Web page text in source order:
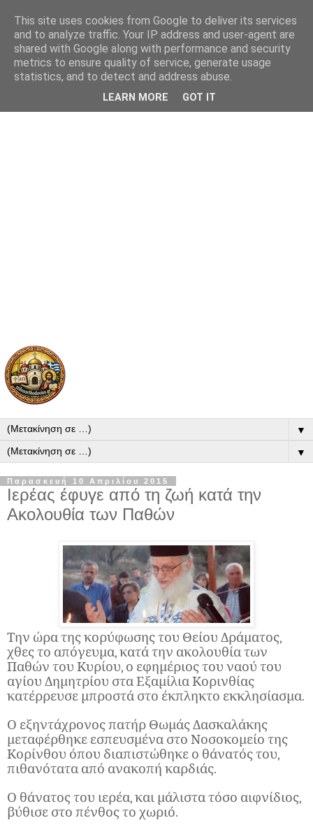
▼
▼
Παρασκευή 10 Απριλίου 2015
Ιερέας έφυγε από τη ζωή κατά την
Ακολουθία των Παθών
Την ώρα της κορύφωσης του Θείου Δράματος,
χθες το απόγευμα, κατά την ακολουθία των
Παθών του Κυρίου, ο εφημέριος του ναού του
αγίου Δημητρίου στα Εξαμίλια Κορινθίας
κατέρρευσε μπροστά στο έκπληκτο εκκλησίασμα.
Ο εξηντάχρονος πατήρ Θωμάς Δασκαλάκης
μεταφέρθηκε εσπευσμένα στο Νοσοκομείο της
Κορίνθου όπου διαπιστώθηκε ο θάνατός του,
πιθανότατα από ανακοπή καρδιάς.
Ο θάνατος του ιερέα, και μάλιστα τόσο αιφνίδιος,
βύθισε στο πένθος το χωριό.
This site uses cookies from Google to deliver its services
and to analyze traffic. Your IP address and user-agent are
shared with Google along with performance and security
metrics to ensure quality of service, generate usage
statistics, and to detect and address abuse.
LEARN MORE GOT IT